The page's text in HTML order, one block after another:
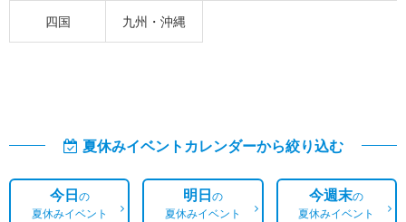
四国 九州・沖縄
夏休みイベントカレンダーから絞り込む
今日の
夏休みイベント
明日の
夏休みイベント
今週末の
夏休みイベント